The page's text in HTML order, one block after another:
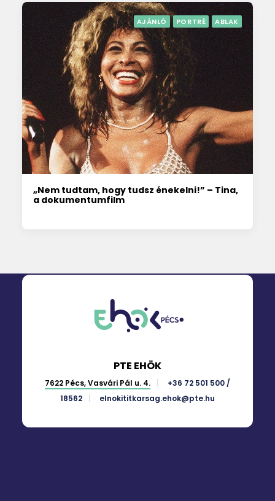
AJÁNLÓ PORTRÉ ABLAK
„Nem tudtam, hogy tudsz énekelni!” – Tina,
a dokumentumfilm
PTE EHÖK
7622 Pécs, Vasvári Pál u. 4.
+36 72 501 500 /
18562
elnokititkarsag.ehok@pte.hu